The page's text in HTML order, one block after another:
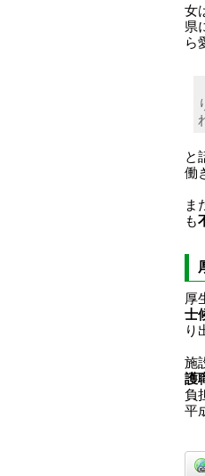
女
県
ら
と
働
ま
も
厚
士
り
施
護
負
平